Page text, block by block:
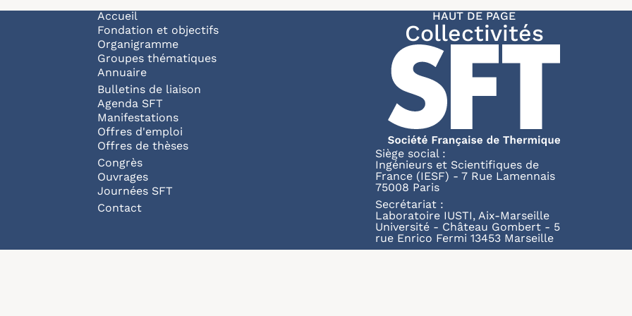
Navigation principale
Accueil
Fondation et objectifs
Organigramme
Groupes thématiques
Annuaire
Bulletins de liaison
Agenda SFT
Manifestations
Offres d'emploi
Offres de thèses
Congrès
Ouvrages
Journées SFT
Pied de page
Contact
HAUT DE PAGE
Collectivités
Siège social :
Ingénieurs et Scientifiques de
France (IESF) - 7 Rue Lamennais
75008 Paris
Secrétariat :
Laboratoire IUSTI, Aix-Marseille
Université - Château Gombert - 5
rue Enrico Fermi 13453 Marseille